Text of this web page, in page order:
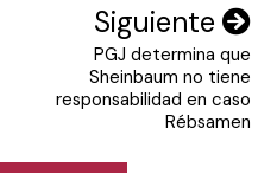
Siguiente
PGJ determina que
Sheinbaum no tiene
responsabilidad en caso
Rébsamen